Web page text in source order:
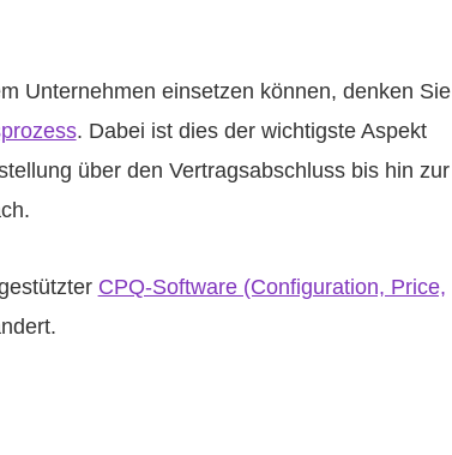
Unternehmen einsetzen können, denken Sie
. Dabei ist dies der wichtigste Aspekt
über den Vertragsabschluss bis hin zur
CPQ-Software (Configuration, Price,